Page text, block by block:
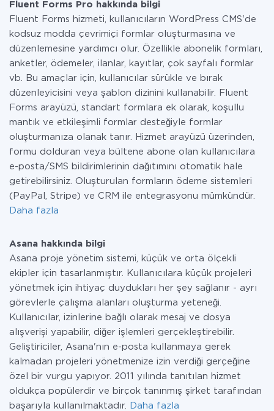
Fluent Forms Pro hakkında bilgi
Fluent Forms hizmeti, kullanıcıların WordPress CMS'de
kodsuz modda çevrimiçi formlar oluşturmasına ve
düzenlemesine yardımcı olur. Özellikle abonelik formları,
anketler, ödemeler, ilanlar, kayıtlar, çok sayfalı formlar
vb. Bu amaçlar için, kullanıcılar sürükle ve bırak
düzenleyicisini veya şablon dizinini kullanabilir. Fluent
Forms arayüzü, standart formlara ek olarak, koşullu
mantık ve etkileşimli formlar desteğiyle formlar
oluşturmanıza olanak tanır. Hizmet arayüzü üzerinden,
formu dolduran veya bültene abone olan kullanıcılara
e-posta/SMS bildirimlerinin dağıtımını otomatik hale
getirebilirsiniz. Oluşturulan formların ödeme sistemleri
(PayPal, Stripe) ve CRM ile entegrasyonu mümkündür.
Daha fazla
Asana hakkında bilgi
Asana proje yönetim sistemi, küçük ve orta ölçekli
ekipler için tasarlanmıştır. Kullanıcılara küçük projeleri
yönetmek için ihtiyaç duydukları her şey sağlanır - ayrı
görevlerle çalışma alanları oluşturma yeteneği.
Kullanıcılar, izinlerine bağlı olarak mesaj ve dosya
alışverişi yapabilir, diğer işlemleri gerçekleştirebilir.
Geliştiriciler, Asana'nın e-posta kullanmaya gerek
kalmadan projeleri yönetmenize izin verdiği gerçeğine
özel bir vurgu yapıyor. 2011 yılında tanıtılan hizmet
oldukça popülerdir ve birçok tanınmış şirket tarafından
başarıyla kullanılmaktadır.
Daha fazla